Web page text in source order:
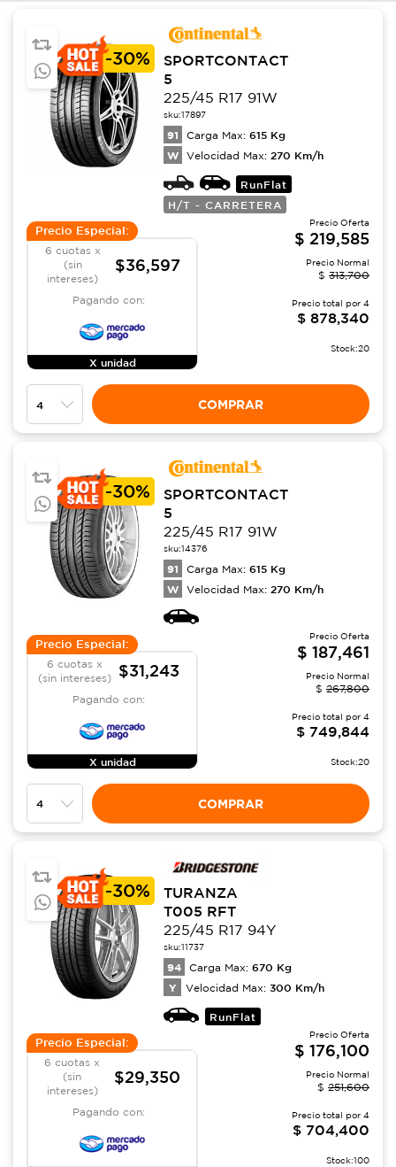
-30%
SPORTCONTACT
5
225/45 R17 91W
sku:17897
91 Carga Max: 615 Kg
W Velocidad Max: 270 Km/h
RunFlat
H/T - CARRETERA
Precio Especial:
6 cuotas x
(sin
intereses)
$36,597
Pagando con:
X unidad
Precio Oferta
$ 219,585
Precio Normal
$ 313,700
Precio total por 4
$ 878,340
Stock:20
COMPRAR
-30%
SPORTCONTACT
5
225/45 R17 91W
sku:14376
91 Carga Max: 615 Kg
W Velocidad Max: 270 Km/h
Precio Especial:
6 cuotas x
(sin intereses)
$31,243
Pagando con:
X unidad
Precio Oferta
$ 187,461
Precio Normal
$ 267,800
Precio total por 4
$ 749,844
Stock:20
COMPRAR
-30%
TURANZA
T005 RFT
225/45 R17 94Y
sku:11737
94 Carga Max: 670 Kg
Y Velocidad Max: 300 Km/h
RunFlat
Precio Especial:
6 cuotas x
(sin
intereses)
$29,350
Pagando con:
Precio Oferta
$ 176,100
Precio Normal
$ 251,600
Precio total por 4
$ 704,400
Stock:100